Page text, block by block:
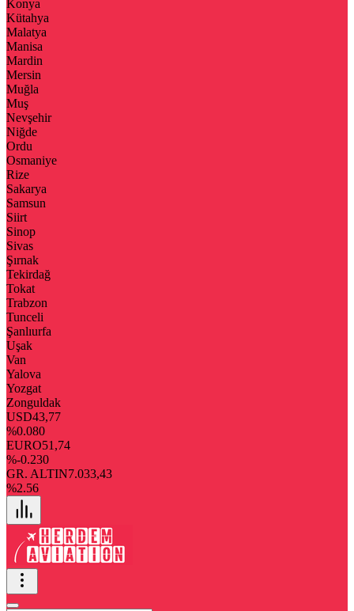
Konya
Kütahya
Malatya
Manisa
Mardin
Mersin
Muğla
Muş
Nevşehir
Niğde
Ordu
Osmaniye
Rize
Sakarya
Samsun
Siirt
Sinop
Sivas
Şırnak
Tekirdağ
Tokat
Trabzon
Tunceli
Şanlıurfa
Uşak
Van
Yalova
Yozgat
Zonguldak
USD43,77
%0.080
EURO51,74
%-0.230
GR. ALTIN7.033,43
%2.56